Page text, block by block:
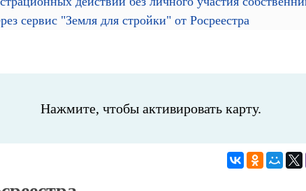
сервис "Земля для стройки" от Росреестра
Нажмите, чтобы активировать карту.